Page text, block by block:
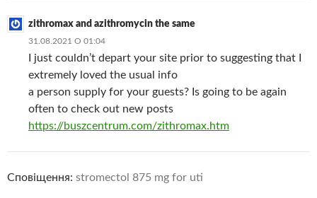
zithromax and azithromycin the same
31.08.2021 О 01:04
I just couldn’t depart your site prior to suggesting that I
extremely loved the usual info
a person supply for your guests? Is going to be again
often to check out new posts
https://buszcentrum.com/zithromax.htm
Сповіщення: stromectol 875 mg for uti